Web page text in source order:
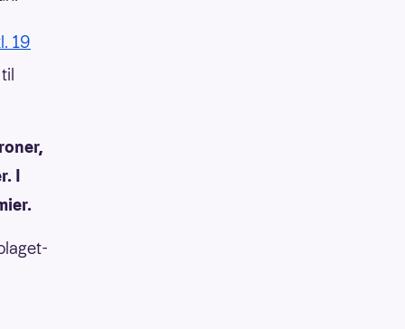
19
I